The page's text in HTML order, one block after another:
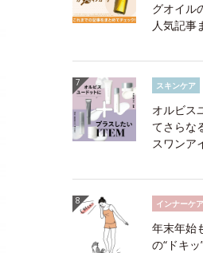
グオイル
人気記事
スキンケア
オルビス
てさらな
スワンア
インナーケア
年末年始
の“ドキ